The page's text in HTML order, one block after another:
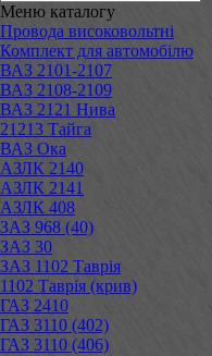
Меню каталогу
Провода високовольтні
Комплект для автомобілю
ВАЗ 2101-2107
ВАЗ 2108-2109
ВАЗ 2121 Нива
21213 Тайга
ВАЗ Ока
АЗЛК 2140
АЗЛК 2141
АЗЛК 408
ЗАЗ 968 (40)
ЗАЗ 30
ЗАЗ 1102 Таврія
1102 Таврія (крив)
ГАЗ 2410
ГАЗ 3110 (402)
ГАЗ 3110 (406)